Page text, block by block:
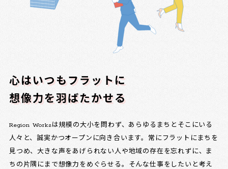
心はいつもフラットに
想像力を羽ばたかせる
Region Worksは規模の大小を問わず、あらゆるまちとそこにいる
人々と、誠実かつオープンに向き合います。常にフラットにまちを
見つめ、大きな声をあげられない人や地域の存在を忘れずに、ま
ちの片隅にまで想像力をめぐらせる。そんな仕事をしたいと考え